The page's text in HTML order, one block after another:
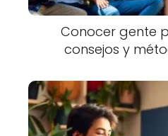
Conocer gente
consejos y